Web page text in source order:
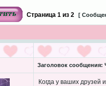
Страница 1из 2 [
Заголовок сообщения:
Когда у ваших друзей